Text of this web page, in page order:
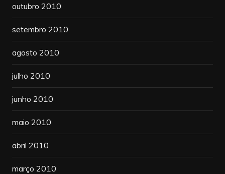
outubro 2010
setembro 2010
agosto 2010
julho 2010
junho 2010
maio 2010
abril 2010
março 2010